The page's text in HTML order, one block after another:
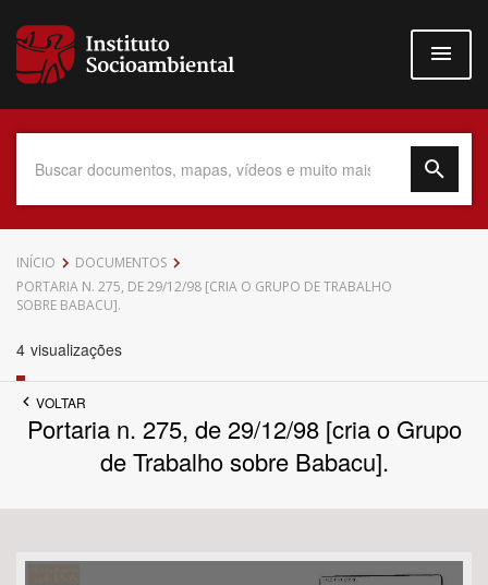
para
conteúdo
Data do Documento
INÍCIO
DOCUMENTOS
PORTARIA N. 275, DE 29/12/98 [CRIA O GRUPO DE TRABALHO
SOBRE BABACU].
4 visualizações
VOLTAR
Portaria n. 275, de 29/12/98 [cria o Grupo
de Trabalho sobre Babacu].